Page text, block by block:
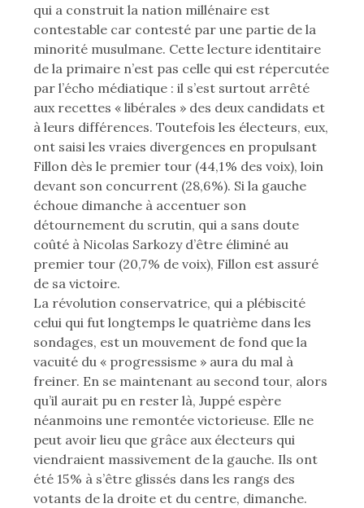
qui a construit la nation millénaire est
contestable car contesté par une partie de la
minorité musulmane. Cette lecture identitaire
de la primaire n’est pas celle qui est répercutée
par l’écho médiatique : il s’est surtout arrêté
aux recettes « libérales » des deux candidats et
à leurs différences. Toutefois les électeurs, eux,
ont saisi les vraies divergences en propulsant
Fillon dès le premier tour (44,1 % des voix), loin
devant son concurrent (28,6 %). Si la gauche
échoue dimanche à accentuer son
détournement du scrutin, qui a sans doute
coûté à Nicolas Sarkozy d’être éliminé au
premier tour (20,7 % de voix), Fillon est assuré
de sa victoire.
La révolution conservatrice, qui a plébiscité
celui qui fut longtemps le quatrième dans les
sondages, est un mouvement de fond que la
vacuité du « progressisme » aura du mal à
freiner. En se maintenant au second tour, alors
qu’il aurait pu en rester là, Juppé espère
néanmoins une remontée victorieuse. Elle ne
peut avoir lieu que grâce aux électeurs qui
viendraient massivement de la gauche. Ils ont
été 15 % à s’être glissés dans les rangs des
votants de la droite et du centre, dimanche.